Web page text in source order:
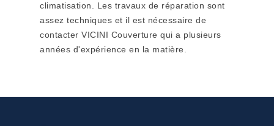
climatisation. Les travaux de réparation sont
assez techniques et il est nécessaire de
contacter VICINI Couverture qui a plusieurs
années d'expérience en la matière.